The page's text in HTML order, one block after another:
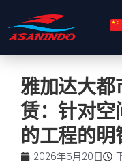
雅加达大
赁：针对空
的工程的明
2026年5月20日